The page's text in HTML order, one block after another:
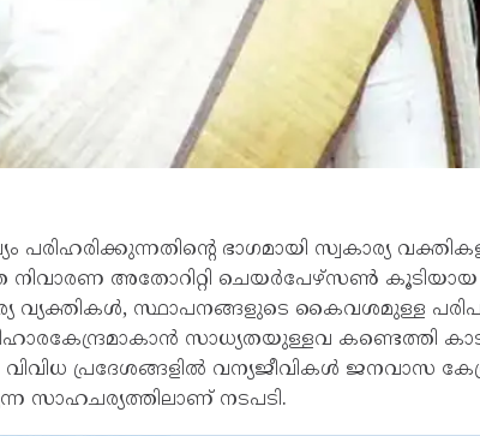
പരിഹരിക്കുന്നതിന്റെ ഭാഗമായി സ്വകാര്യ
നിവാരണ അതോറിറ്റി ചെയർപേഴ്‌സൺ കൂടിയായ
വ്യക്തികൾ, സ്ഥാപനങ്ങളുടെ കൈവശമുള്ള
സാധ്യതയുള്ളവ കണ്ടെത്തി കാട്
പ്രദേശങ്ങളിൽ വന്യജീവികൾ ജനവാസ
സാഹചര്യത്തിലാണ് നടപടി.